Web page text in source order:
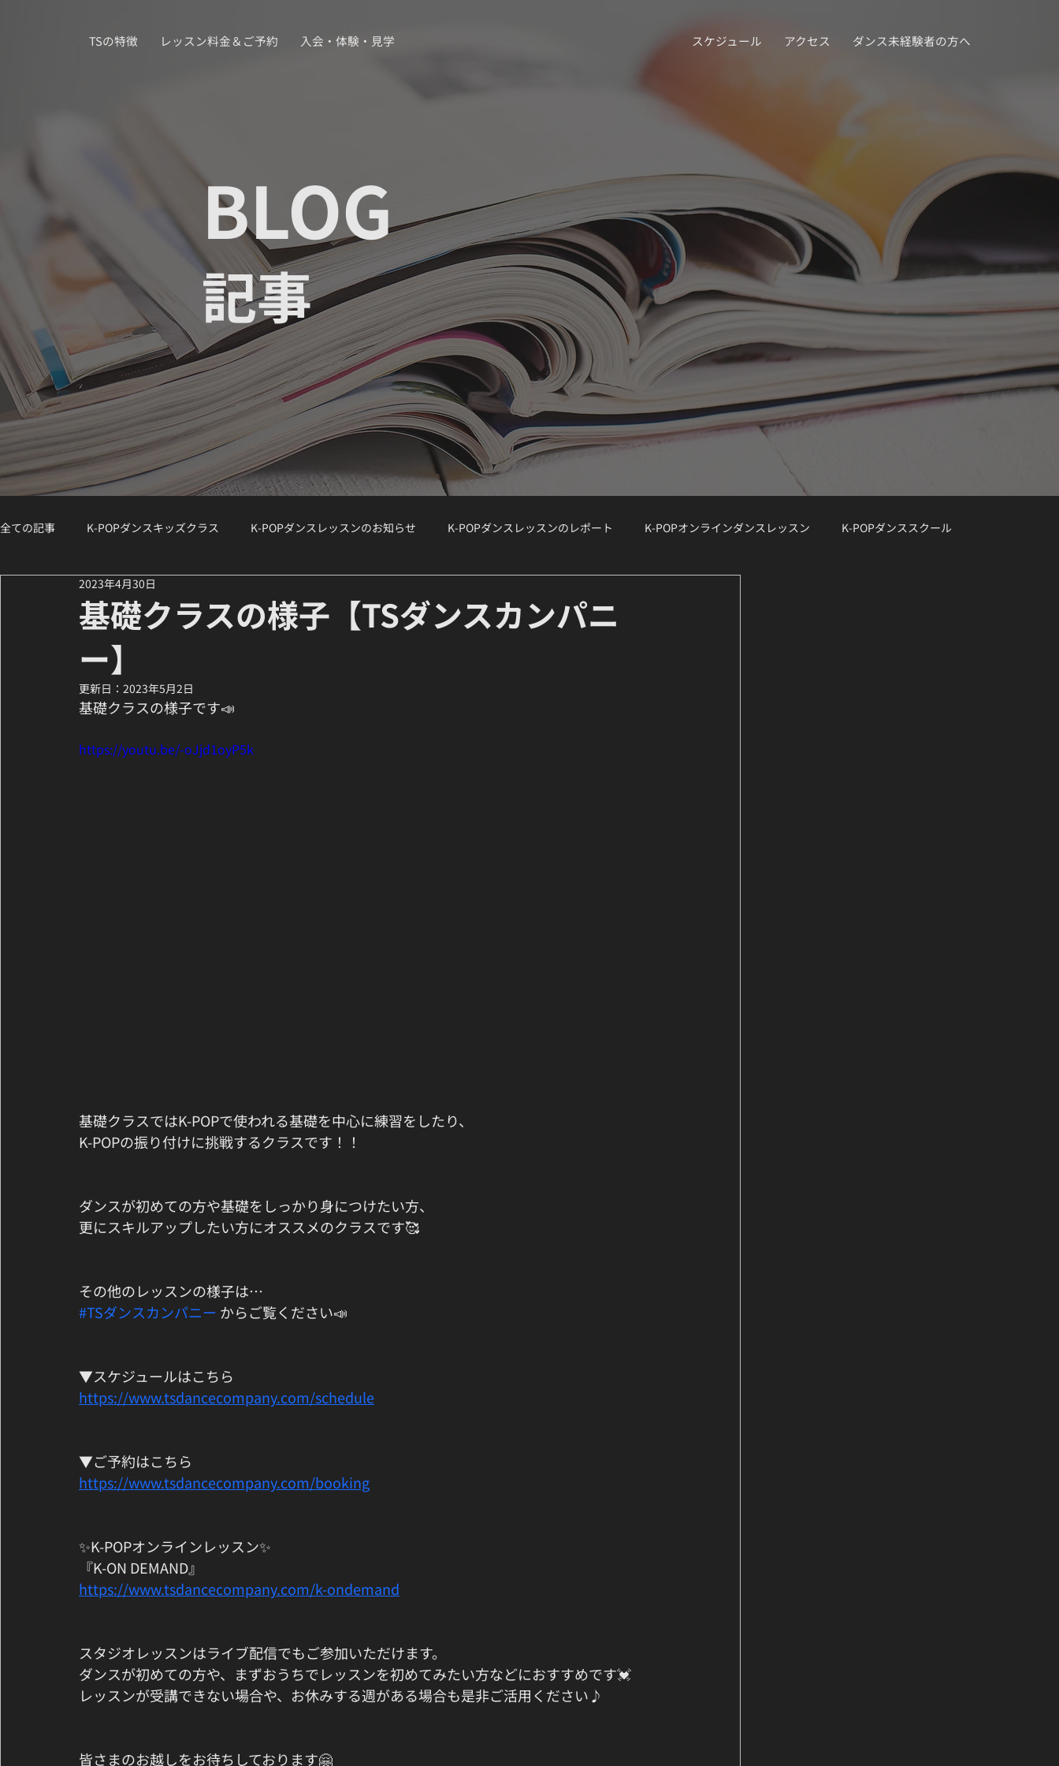
TSの特徴 レッスン料金＆ご予約 入会・体験・見学 スケジュール アクセス ダンス未経験者の方へ
BLOG
記事
全ての記事 K-POPダンスキッズクラス K-POPダンスレッスンのお知らせ K-POPダンスレッスンのレポート K-POPオンラインダンスレッスン K-POPダンススクール
K-POPダンスジュニアクラス
講師紹介 / Instructor Spotlight
基礎クラスの様子【TSダンスカンパニ
ー】
2023年4月30日
更新日： 2023年5月2日
基礎クラスの様子です📣
https://youtu.be/-oJjd1oyP5k
基礎クラスではK-POPで使われる基礎を中心に練習をしたり、
K-POPの振り付けに挑戦するクラスです！！
ダンスが初めての方や基礎をしっかり身につけたい方、
更にスキルアップしたい方にオススメのクラスです🥰
その他のレッスンの様子は…
#TSダンスカンパニー からご覧ください📣
▼スケジュールはこちら
https://www.tsdancecompany.com/schedule
▼ご予約はこちら
https://www.tsdancecompany.com/booking
✨K-POPオンラインレッスン✨
『K-ON DEMAND』
https://www.tsdancecompany.com/k-ondemand
スタジオレッスンはライブ配信でもご参加いただけます。
ダンスが初めての方や、まずおうちでレッスンを初めてみたい方などにおすすめです💓
レッスンが受講できない場合や、お休みする週がある場合も是非ご活用ください♪
皆さまのお越しをお待ちしております🤗